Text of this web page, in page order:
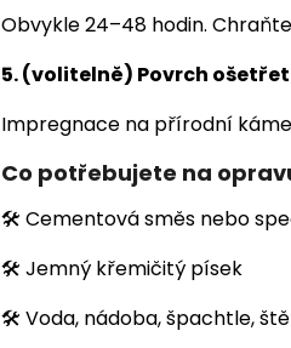
Obvykle 24–48 hodin.
5.(volitelně) Povrch
Impregnace na přírodní
Co potřebujete na
🛠 Cementová směs nebo
🛠 Jemný křemičitý písek
🛠 Voda, nádoba, špachtle,